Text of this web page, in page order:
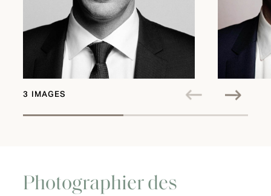
3 IMAGES
Photographier des